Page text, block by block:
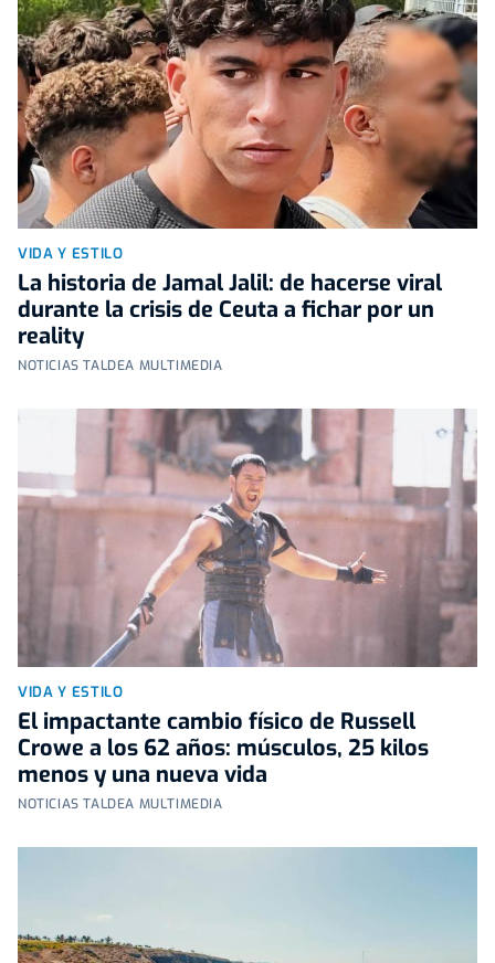
VIDA Y ESTILO
La historia de Jamal Jalil: de hacerse viral
durante la crisis de Ceuta a fichar por un
reality
NOTICIAS TALDEA MULTIMEDIA
VIDA Y ESTILO
El impactante cambio físico de Russell
Crowe a los 62 años: músculos, 25 kilos
menos y una nueva vida
NOTICIAS TALDEA MULTIMEDIA